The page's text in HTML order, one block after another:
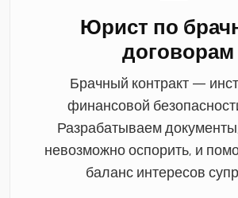
Юрист по
договорам
Брачный контракт —
финансовой
Разрабатываем
невозможно оспорить, и
баланс интересов